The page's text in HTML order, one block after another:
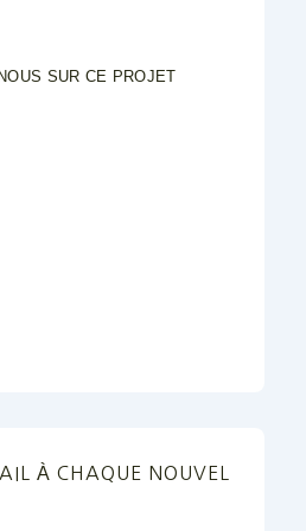
SUR CE PROJET
À CHAQUE NOUVEL